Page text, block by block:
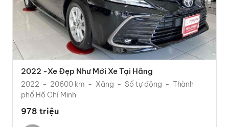
2022 -Xe Đẹp Như Mới Xe Tại Hãng
2022 20600 km Xăng Số tự động
Thành
phố Hồ Chí Minh
978 triệu